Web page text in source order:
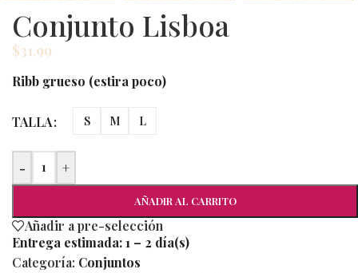
Conjunto Lisboa
$31.99
Ribb grueso (estira poco)
TALLA S M L
- +
AÑADIR AL CARRITO
Añadir a pre-selección
Entrega estimada:1 – 2 día(s)
Categoría: Conjuntos